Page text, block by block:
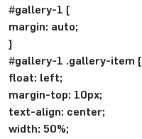
#gallery-1 {
margin: auto;
}
#gallery-1 .gallery-item {
float: left;
margin-top: 10px;
text-align: center;
width: 50%;